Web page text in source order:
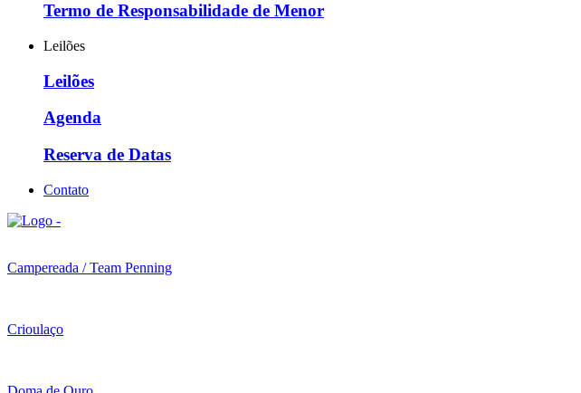
Termo de Responsabilidade de Menor
Leilões
Leilões
Agenda
Reserva de Datas
Contato
Campereada / Team Penning
Crioulaço